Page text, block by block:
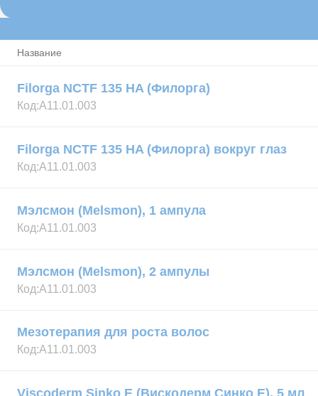
Название
Filorga NCTF 135 HA (Филорга)
Код:А11.01.003
Filorga NCTF 135 HA (Филорга) вокруг глаз
Код:А11.01.003
Мэлсмон (Melsmon), 1 ампула
Код:А11.01.003
Мэлсмон (Melsmon), 2 ампулы
Код:А11.01.003
Мезотерапия для роста волос
Код:А11.01.003